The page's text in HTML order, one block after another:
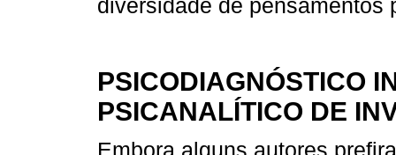
diversidade de pensamentos
PSICODIAGNÓSTICO
PSICANALÍTICO DE